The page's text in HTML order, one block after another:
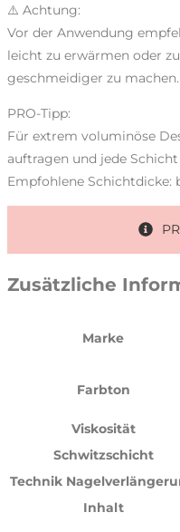
⚠️ Achtung:
Vor der Anwendung
leicht zu erwärmen oder
geschmeidiger zu machen.
PRO-Tipp:
Für extrem voluminöse
auftragen und jede
Empfohlene Schichtdicke:
Zusätzliche
Marke
Farbton
Viskosität
Schwitzschicht
Technik
Inhalt